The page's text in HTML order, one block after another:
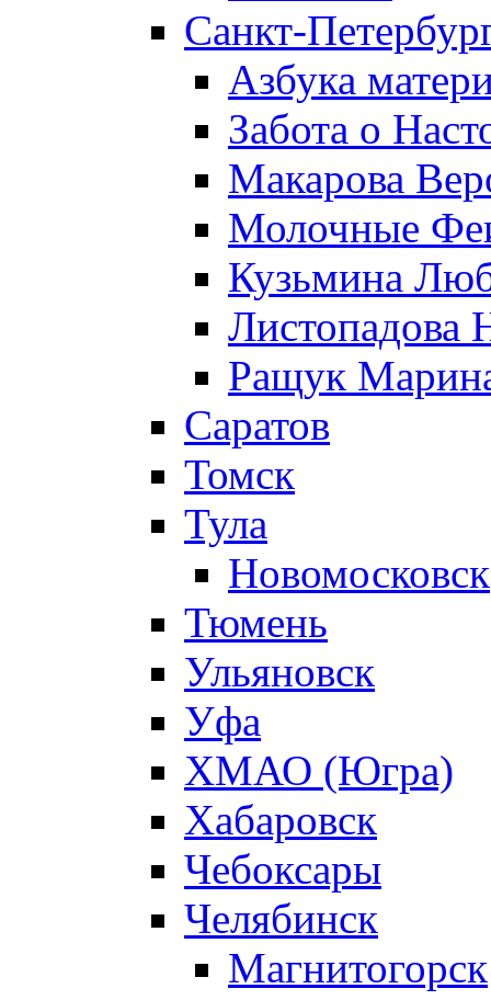
Санкт-
Азбука
Забота о
Макарова
Молочные
Кузьмина
Листопадова
Ращук
Саратов
Томск
Тула
Новомосковск
Тюмень
Ульяновск
Уфа
ХМАО (Югра)
Хабаровск
Чебоксары
Челябинск
Магнитогорск